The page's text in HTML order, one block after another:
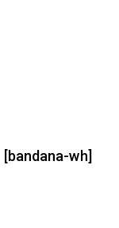
[bandana-wh]